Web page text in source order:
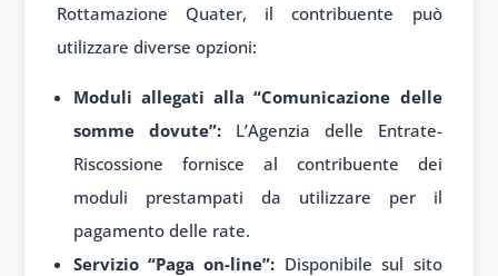
Rottamazione Quater, il contribuente può
utilizzare diverse opzioni:
Moduli allegati alla “Comunicazione delle
somme dovute”:L’Agenzia delle Entrate-
Riscossione fornisce al contribuente dei
moduli prestampati da utilizzare per il
pagamento delle rate.
Servizio “Paga on-line”: Disponibile sul sito